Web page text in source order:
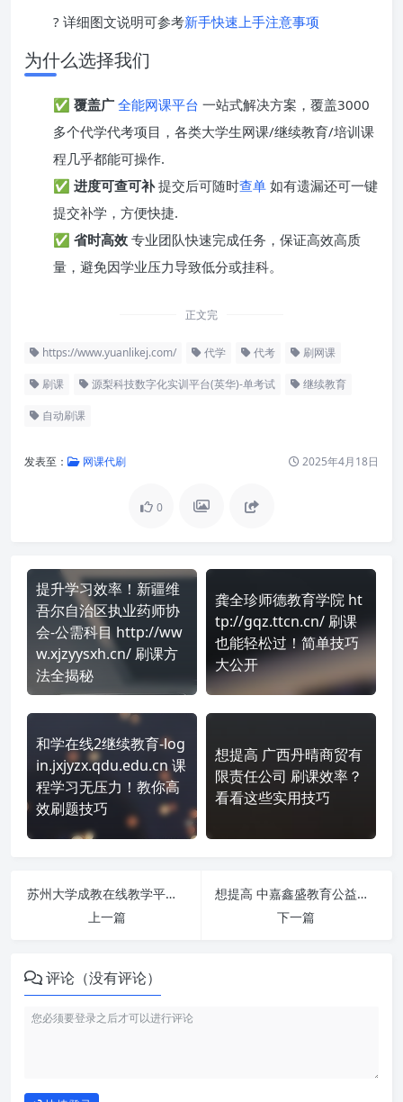
? 详细图文说明可参考新手快速上手注意事项
为什么选择我们
✅ 覆盖广 全能网课平台 一站式解决方案，覆盖3000
多个代学代考项目，各类大学生网课/继续教育/培训课
程几乎都能可操作.
✅ 进度可查可补提交后可随时查单 如有遗漏还可一键
提交补学，方便快捷.
✅ 省时高效 专业团队快速完成任务，保证高效高质
量，避免因学业压力导致低分或挂科。
正文完
https://www.yuanlikej.com/ 代学 代考 刷网课
刷课 源梨科技数字化实训平台(英华)-单考试 继续教育
自动刷课
发表至： 网课代刷 2025年4月18日
0
提升学习效率！新疆维
吾尔自治区执业药师协
会-公需科目 http://ww
w.xjzyysxh.cn/ 刷课方
法全揭秘
龚全珍师德教育学院 ht
tp://gqz.ttcn.cn/ 刷课
也能轻松过！简单技巧
大公开
和学在线2继续教育-log
in.jxjyzx.qdu.edu.cn 课
程学习无压力！教你高
效刷题技巧
想提高 广西丹晴商贸有
限责任公司 刷课效率？
看看这些实用技巧
苏州大学成教在线教学平台(睿学) 刷课也能轻松过！简单技巧大公开
上一篇
想提高 中嘉鑫盛教育公益平台(英华)-单考试 刷课效率？看看这些实用技巧
下一篇
评论（没有评论）